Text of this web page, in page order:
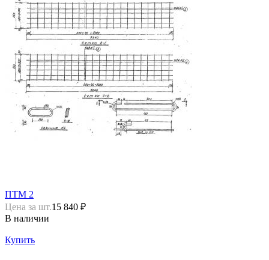
ПТМ 2
Цена за шт.15 840 ₽
В наличии
Купить